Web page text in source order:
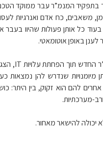
המנמ”ר עבר ממוקד הטכני,
כח אדם ואנרגיות לעסוק
כל אותן פעולות שהיוו בעבר את
באופן אוטומאטי.
יכולות הענן משלימות את תפקיד המנמ”ר החדש תוך הפחתת עלויות IT, הצגת
שנדרש להן נמצאות כעת
להם הוא זקוק, בין היתר: כושר
מערכתיות.
להישאר מאחור.